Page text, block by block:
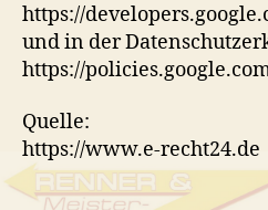
https://
und in der
https://
Quelle:
https://www.e-recht24.de